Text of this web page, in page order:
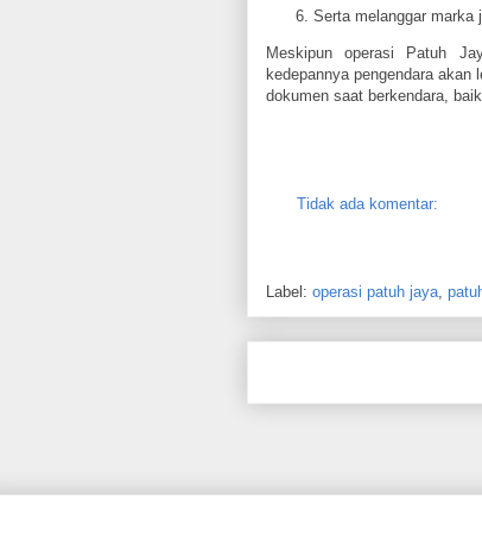
Serta melanggar marka
Meskipun operasi Patuh
kedepannya pengendara akan
dokumen saat berkendara,
Tidak ada komentar:
Label: operasi patuh jaya